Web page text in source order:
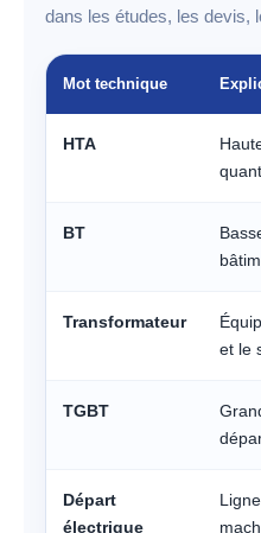
dans les études, les devis,
Mot technique
HTA
BT
Transformateur
et le
TGBT
Départ
électrique